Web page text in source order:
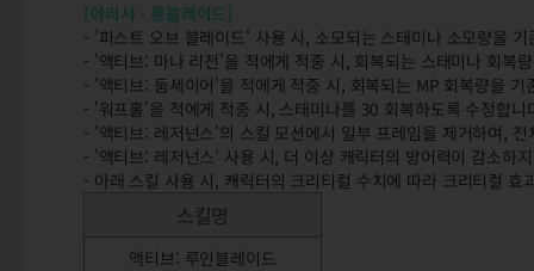
[아리샤 - 롱블레이드]
- '피스트 오브 블레이드' 사용 시, 소모되는 스태미나 소모량을
- '액티브: 마나 리전'을 적에게 적중 시, 회복되는 스태미나 회복
- '액티브: 둠세이어'을 적에게 적중 시, 회복되는 MP 회복량을
- '워프홀'을 적에게 적중 시, 스태미나를 30 회복하도록 수정합니
- '액티브: 레저넌스'의 스킬 모션에서 일부 프레임을 제거하여,
- '액티브: 레저넌스' 사용 시, 더 이상 캐릭터의 방어력이 감소하
- 아래 스킬 사용 시, 캐릭터의 크리티컬 수치에 따라 크리티컬 효
스킬명
액티브: 루인블레이드